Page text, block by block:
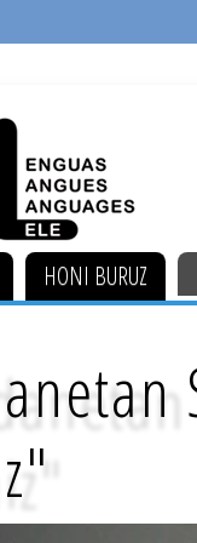
HONI BURUZ